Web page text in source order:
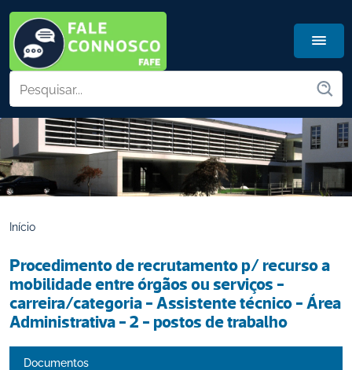
Início
Procedimento de recrutamento p/ recurso a
mobilidade entre órgãos ou serviços -
carreira/categoria - Assistente técnico - Área
Administrativa - 2 - postos de trabalho
Documentos